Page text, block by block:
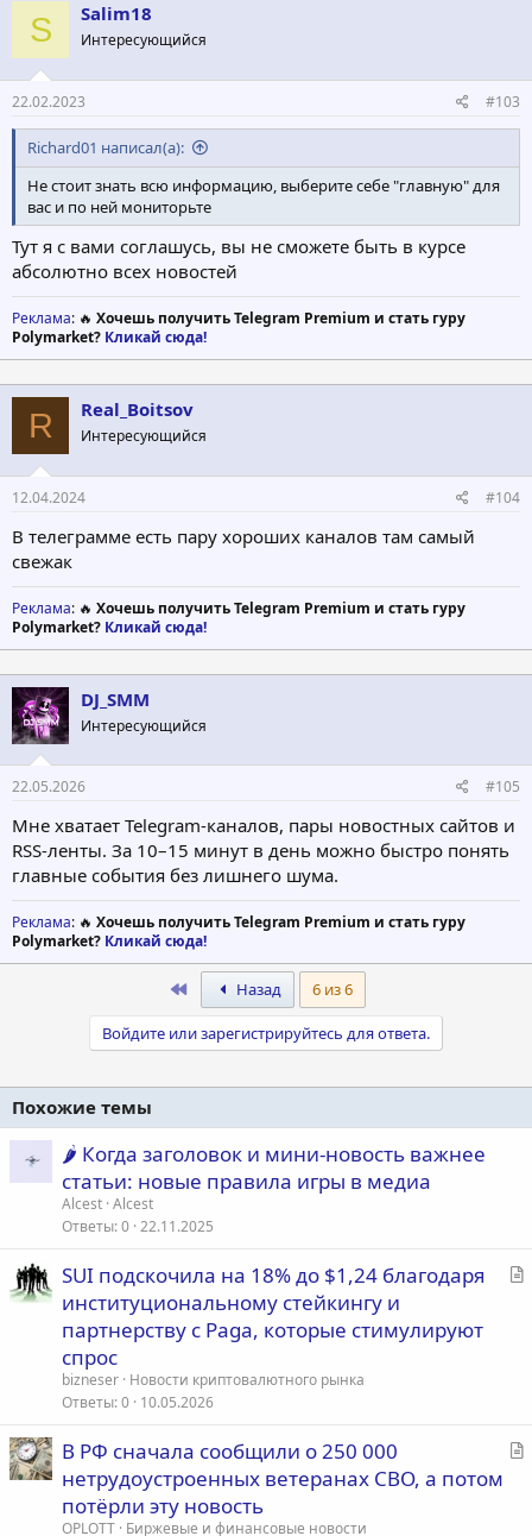
S Salim18
Интересующийся
22.02.2023 #103
Richard01 написал(а):
Не стоит знать всю информацию, выберите себе "главную" для
вас и по ней мониторьте
Тут я с вами соглашусь, вы не сможете быть в курсе
абсолютно всех новостей
Реклама: 🔥 Хочешь получить Telegram Premium и стать гуру
Polymarket? Кликай сюда!
R Real_Boitsov
Интересующийся
12.04.2024 #104
В телеграмме есть пару хороших каналов там самый
свежак
Реклама: 🔥 Хочешь получить Telegram Premium и стать гуру
Polymarket? Кликай сюда!
DJ_SMM
Интересующийся
22.05.2026 #105
Мне хватает Telegram-каналов, пары новостных сайтов и
RSS-ленты. За 10–15 минут в день можно быстро понять
главные события без лишнего шума.
Реклама: 🔥 Хочешь получить Telegram Premium и стать гуру
Polymarket? Кликай сюда!
First Назад 6 из 6
Войдите или зарегистрируйтесь для ответа.
Похожие темы
🌶️ Когда заголовок и мини-новость важнее
статьи: новые правила игры в медиа
Alcest Alcest
Ответы 0 22.11.2025
С
SUI подскочила на 18% до $1,24 благодаря
институциональному стейкингу и
партнерству с Paga, которые стимулируют
спрос
bizneser Новости криптовалютного рынка
Ответы 0 10.05.2026
С
В РФ сначала сообщили о 250 000
нетрудоустроенных ветеранах СВО, а потом
потёрли эту новость
OPLOTT Биржевые и финансовые новости